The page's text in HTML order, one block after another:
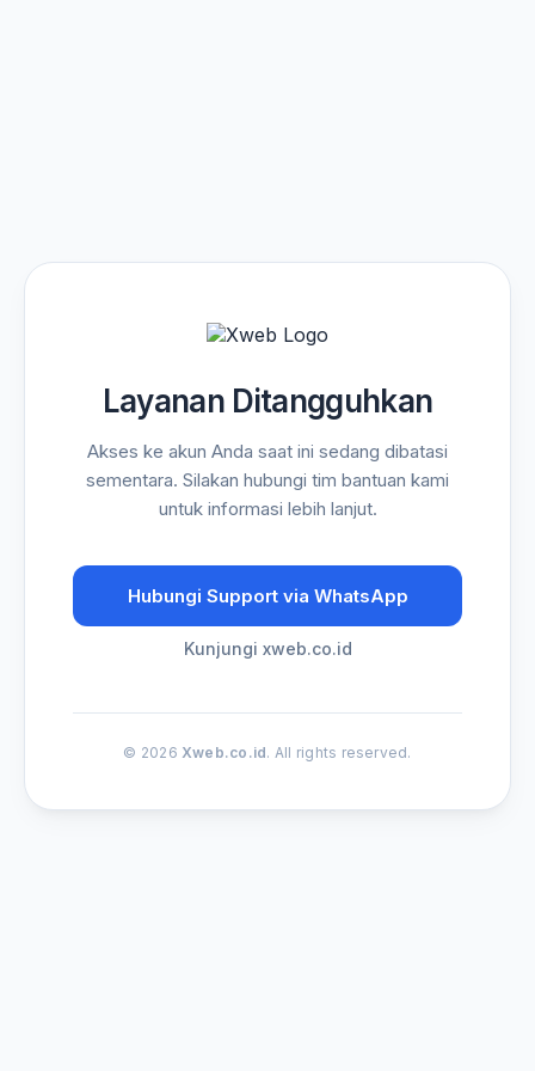
Layanan Ditangguhkan
Akses ke akun Anda saat ini sedang dibatasi
sementara. Silakan hubungi tim bantuan kami
untuk informasi lebih lanjut.
Hubungi Support via WhatsApp
Kunjungi xweb.co.id
© 2026 Xweb.co.id. All rights reserved.